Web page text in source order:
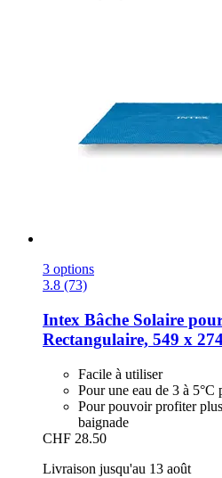
3 options
3.8 (73)
Intex Bâche Solaire
Rectangulaire, 549 x
Facile à utiliser
Pour une eau de 3 à 5°C
Pour pouvoir profiter
baignade
CHF 28.50
Livraison jusqu'au 13 août